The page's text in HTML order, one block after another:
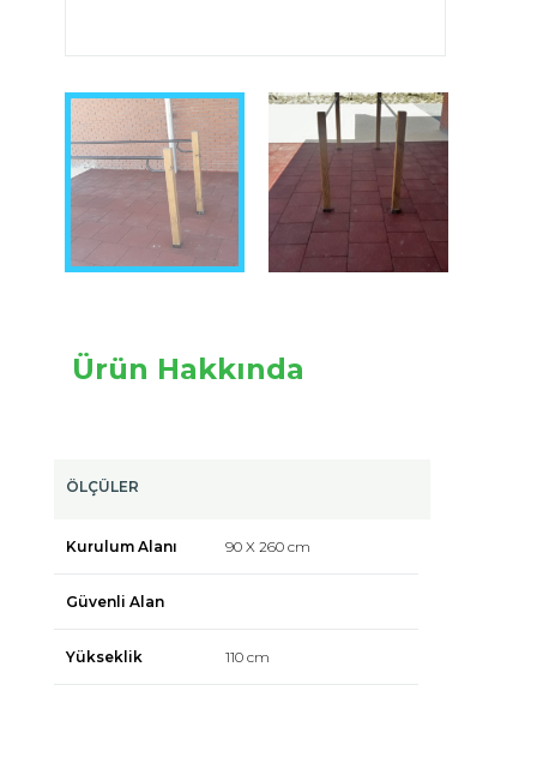
Ürün Hakkında
ÖLÇÜLER
Kurulum Alanı 90 X 260 cm
Güvenli Alan
Yükseklik 110 cm